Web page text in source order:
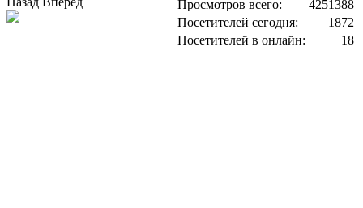
Просмотров всего:
4251388
Посетителей сегодня:
1872
Посетителей в онлайн:
18